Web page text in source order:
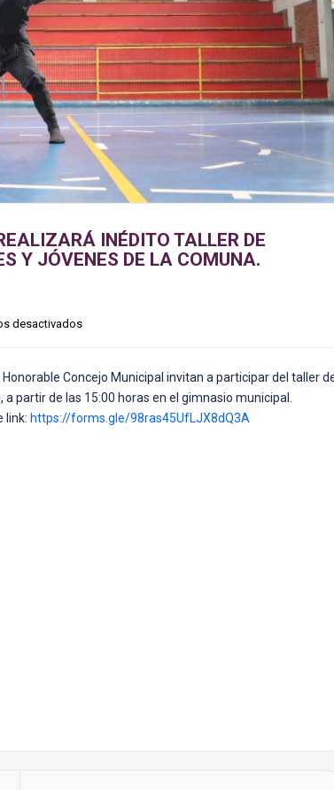
INÉDITO TALLER DE
Y JÓVENES DE LA COMUNA.
desactivados
Concejo Municipal invitan a participar del taller
partir de las 15:00 horas en el gimnasio municipal.
link: https://forms.gle/98ras45UfLJX8dQ3A